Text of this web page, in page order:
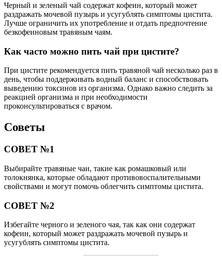
Черный и зеленый чай содержат кофеин, который может
раздражать мочевой пузырь и усугублять симптомы цистита.
Лучше ограничить их употребление и отдать предпочтение
безкофеиновым травяным чаям.
Как часто можно пить чай при цистите?
При цистите рекомендуется пить травяной чай несколько раз в
день, чтобы поддерживать водный баланс и способствовать
выведению токсинов из организма. Однако важно следить за
реакцией организма и при необходимости
проконсультироваться с врачом.
Советы
СОВЕТ №1
Выбирайте травяные чаи, такие как ромашковый или
толокнянка, которые обладают противовоспалительными
свойствами и могут помочь облегчить симптомы цистита.
СОВЕТ №2
Избегайте черного и зеленого чая, так как они содержат
кофеин, который может раздражать мочевой пузырь и
усугублять симптомы цистита.